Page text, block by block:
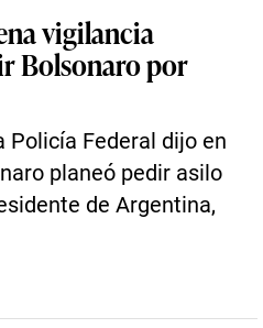
vigilancia
Bolsonaro por
Policía Federal dijo en
planeó pedir asilo
de Argentina,